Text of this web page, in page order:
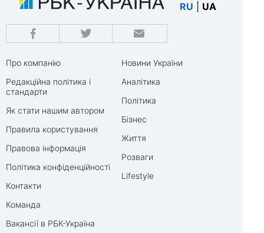
RU UA
Про компанію
Редакційна політика і
стандарти
Як стати нашим автором
Правила користування
Правова інформація
Політика конфіденційності
Контакти
Команда
Вакансії в РБК-Україна
Новини України
Аналітика
Політика
Бізнес
Життя
Розваги
Lifestyle